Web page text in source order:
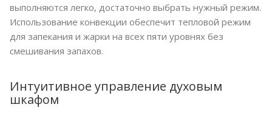
выполняются легко, достаточно выбрать нужный режим.
Использование конвекции обеспечит тепловой режим
для запекания и жарки на всех пяти уровнях без
смешивания запахов.
Интуитивное управление духовым
шкафом